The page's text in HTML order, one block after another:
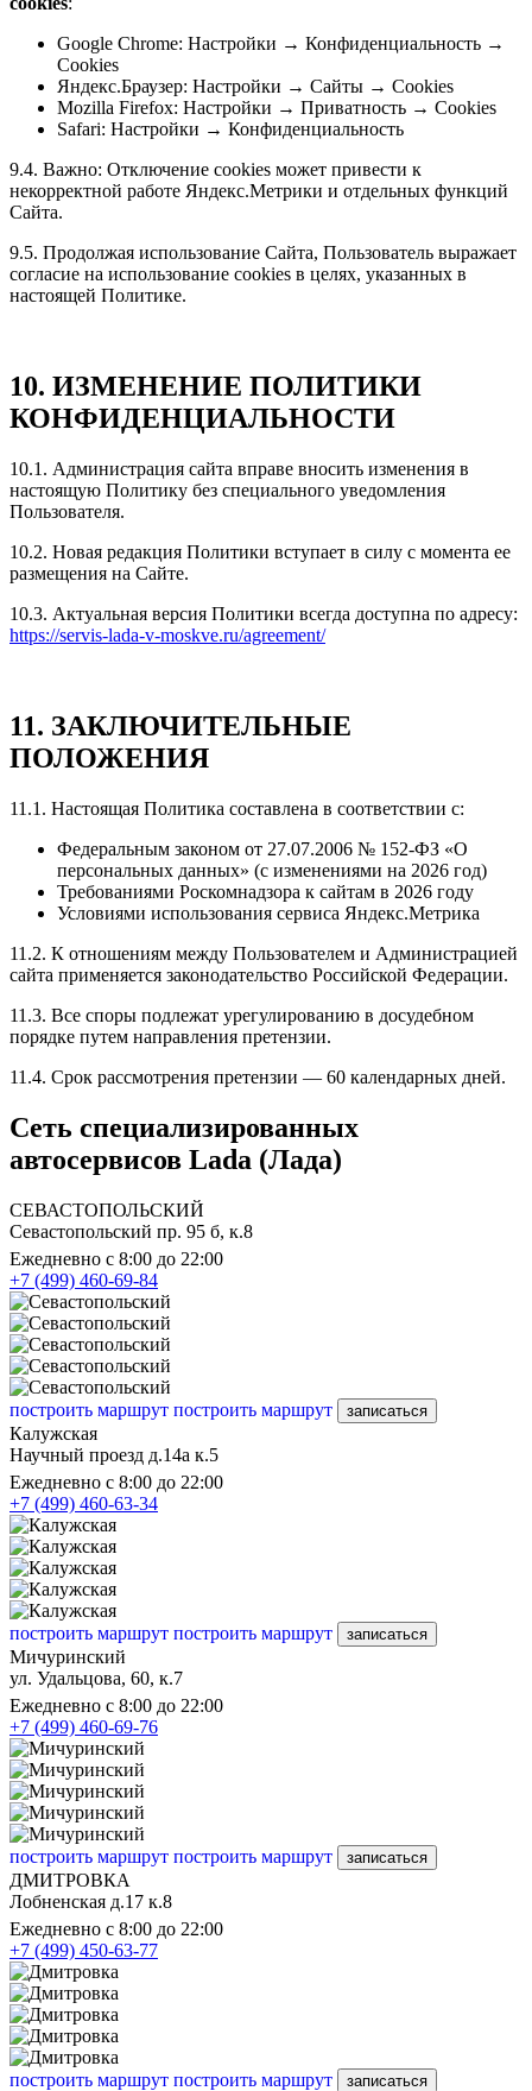
Google Chrome: Настройки → Конфиденциальность →
Cookies
Яндекс.Браузер: Настройки → Сайты → Cookies
Mozilla Firefox: Настройки → Приватность → Cookies
Safari: Настройки → Конфиденциальность
9.4. Важно: Отключение cookies может привести к
некорректной работе Яндекс.Метрики и отдельных функций
Сайта.
9.5. Продолжая использование Сайта, Пользователь выражает
согласие на использование cookies в целях, указанных в
настоящей Политике.
10. ИЗМЕНЕНИЕ ПОЛИТИКИ
КОНФИДЕНЦИАЛЬНОСТИ
10.1. Администрация сайта вправе вносить изменения в
настоящую Политику без специального уведомления
Пользователя.
10.2. Новая редакция Политики вступает в силу с момента ее
размещения на Сайте.
10.3. Актуальная версия Политики всегда доступна по адресу:
https://servis-lada-v-moskve.ru/agreement/
11. ЗАКЛЮЧИТЕЛЬНЫЕ
ПОЛОЖЕНИЯ
11.1. Настоящая Политика составлена в соответствии с:
Федеральным законом от 27.07.2006 № 152-ФЗ «О
персональных данных» (с изменениями на 2026 год)
Требованиями Роскомнадзора к сайтам в 2026 году
Условиями использования сервиса Яндекс.Метрика
11.2. К отношениям между Пользователем и Администрацией
сайта применяется законодательство Российской Федерации.
11.3. Все споры подлежат урегулированию в досудебном
порядке путем направления претензии.
11.4. Срок рассмотрения претензии — 60 календарных дней.
Сеть специализированных
автосервисов Lada (Лада)
СЕВАСТОПОЛЬСКИЙ
Севастопольский пр. 95 б, к.8
Ежедневно с 8:00 до 22:00
+7 (499) 460-69-84
построить маршрут построить маршрут записаться
Калужская
Научный проезд д.14а к.5
Ежедневно с 8:00 до 22:00
+7 (499) 460-63-34
построить маршрут построить маршрут записаться
Мичуринский
ул. Удальцова, 60, к.7
Ежедневно с 8:00 до 22:00
+7 (499) 460-69-76
построить маршрут построить маршрут записаться
ДМИТРОВКА
Лобненская д.17 к.8
Ежедневно с 8:00 до 22:00
+7 (499) 450-63-77
построить маршрут построить маршрут записаться